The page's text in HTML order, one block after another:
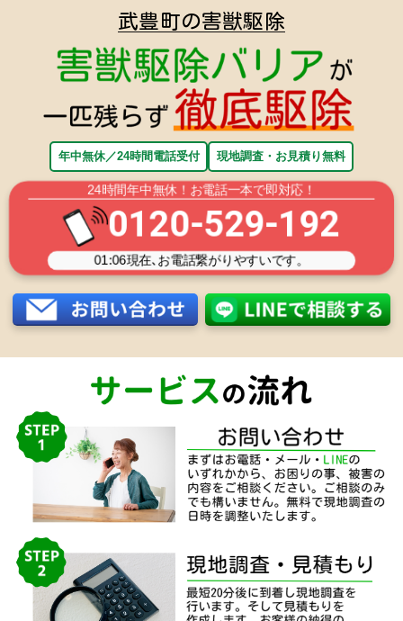
武豊町の害獣駆除
年中無休／24時間電話受付 現地調査・お見積り無料
24時間年中無休！お電話一本で即対応！
0120-529-192
01:06現在､お電話繋がりやすいです。